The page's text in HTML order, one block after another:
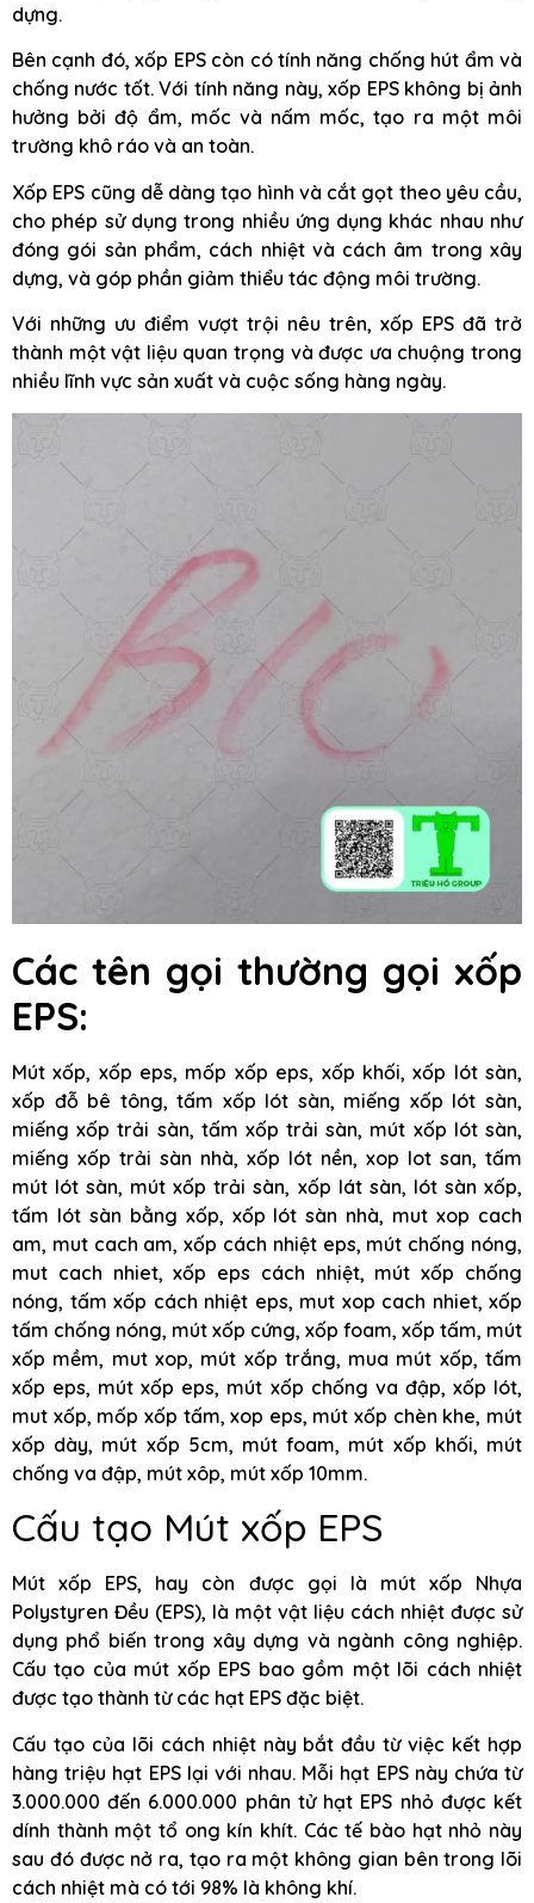
dựng.
Bên cạnh đó, xốp EPS còn có tính năng chống hút ẩm và
chống nước tốt. Với tính năng này, xốp EPS không bị ảnh
hưởng bởi độ ẩm, mốc và nấm mốc, tạo ra một môi
trường khô ráo và an toàn.
Xốp EPS cũng dễ dàng tạo hình và cắt gọt theo yêu cầu,
cho phép sử dụng trong nhiều ứng dụng khác nhau như
đóng gói sản phẩm, cách nhiệt và cách âm trong xây
dựng, và góp phần giảm thiểu tác động môi trường.
Với những ưu điểm vượt trội nêu trên, xốp EPS đã trở
thành một vật liệu quan trọng và được ưa chuộng trong
nhiều lĩnh vực sản xuất và cuộc sống hàng ngày.
Các tên gọi thường gọi xốp
EPS:
Mút xốp, xốp eps, mốp xốp eps, xốp khối, xốp lót sàn,
xốp đỗ bê tông, tấm xốp lót sàn, miếng xốp lót sàn,
miếng xốp trải sàn, tấm xốp trải sàn, mút xốp lót sàn,
miếng xốp trải sàn nhà, xốp lót nền, xop lot san, tấm
mút lót sàn, mút xốp trải sàn, xốp lát sàn, lót sàn xốp,
tấm lót sàn bằng xốp, xốp lót sàn nhà, mut xop cach
am, mut cach am, xốp cách nhiệt eps, mút chống nóng,
mut cach nhiet, xốp eps cách nhiệt, mút xốp chống
nóng, tấm xốp cách nhiệt eps, mut xop cach nhiet, xốp
tấm chống nóng, mút xốp cứng, xốp foam, xốp tấm, mút
xốp mềm, mut xop, mút xốp trắng, mua mút xốp, tấm
xốp eps, mút xốp eps, mút xốp chống va đập, xốp lót,
mut xốp, mốp xốp tấm, xop eps, mút xốp chèn khe, mút
xốp dày, mút xốp 5cm, mút foam, mút xốp khối, mút
chống va đập, mút xôp, mút xốp 10mm.
Cấu tạo Mút xốp EPS
Mút xốp EPS, hay còn được gọi là mút xốp Nhựa
Polystyren Đều (EPS), là một vật liệu cách nhiệt được sử
dụng phổ biến trong xây dựng và ngành công nghiệp.
Cấu tạo của mút xốp EPS bao gồm một lõi cách nhiệt
được tạo thành từ các hạt EPS đặc biệt.
Cấu tạo của lõi cách nhiệt này bắt đầu từ việc kết hợp
hàng triệu hạt EPS lại với nhau. Mỗi hạt EPS này chứa từ
3.000.000 đến 6.000.000 phân tử hạt EPS nhỏ được kết
dính thành một tổ ong kín khít. Các tế bào hạt nhỏ này
sau đó được nở ra, tạo ra một không gian bên trong lõi
cách nhiệt mà có tới 98% là không khí.